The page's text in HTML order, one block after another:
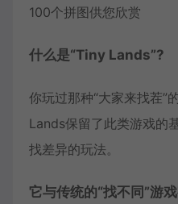
100个拼图供您欣赏
什么是“Tiny Lands”?
你玩过那种“大家来找茬”
Lands保留了此类游戏的
找差异的玩法。
它与传统的“找不同”游